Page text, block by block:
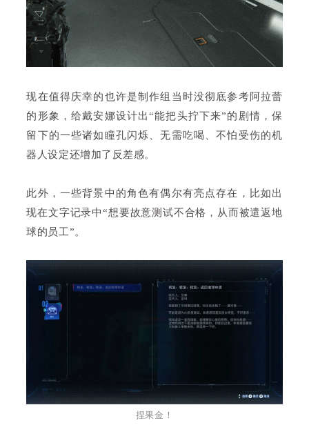
现在值得庆幸的也许是制作组当时没彻底参考阿拉蕾
的形象，给戴安娜设计出“能把头拧下来”的剧情，保
留下的一些诸如瞳孔闪烁、无需吃喝、不怕受伤的机
器人设定还增加了反差感。
此外，一些背景中的角色有偶尔有亮点存在，比如出
现在文字记录中“想要故意测试不合格，从而被遣返地
球的员工”。
捏果金！